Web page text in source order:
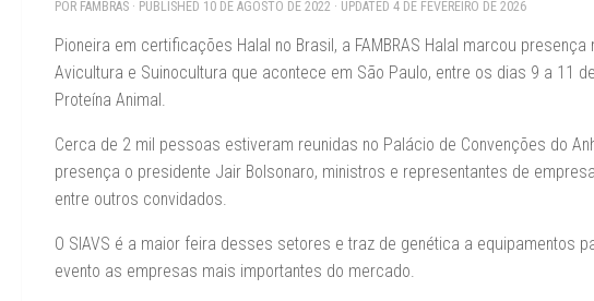
POR FAMBRAS · PUBLISHED 10 DE AGOSTO DE 2022 · UPDATED 4 DE FEVEREIRO DE 2026
Pioneira em certificações Halal no Brasil, a FAMBRAS Halal marcou
Avicultura e Suinocultura que acontece em São Paulo, entre os dias 9 a 11
Proteína Animal.
Cerca de 2 mil pessoas estiveram reunidas no Palácio de Convenções do
presença o presidente Jair Bolsonaro, ministros e representantes de
entre outros convidados.
O SIAVS é a maior feira desses setores e traz de genética a equipamentos
evento as empresas mais importantes do mercado.